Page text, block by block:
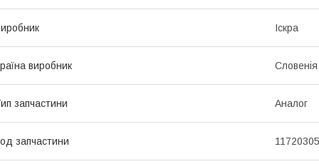
Іскра
виробник Словенія
запчастини Аналог
запчастини 11720305